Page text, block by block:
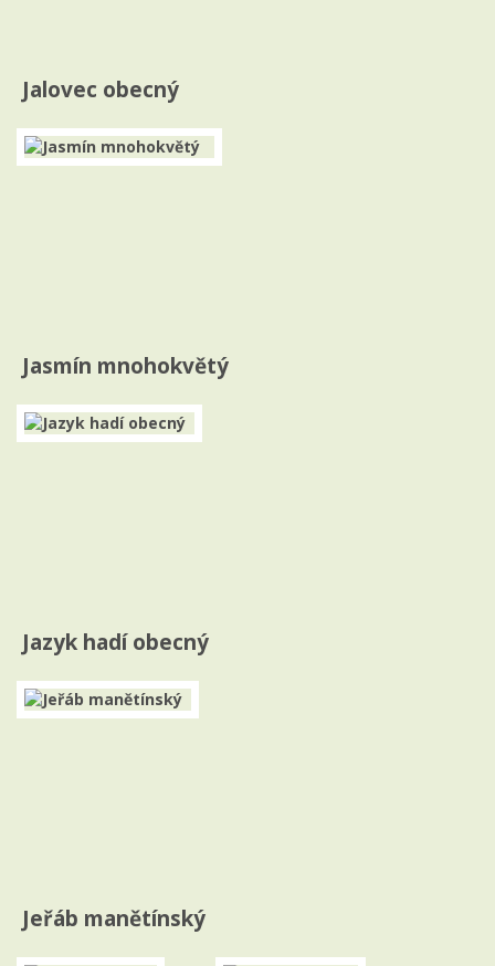
Jalovec obecný
Jasmín mnohokvětý
Jazyk hadí obecný
Jeřáb manětínský